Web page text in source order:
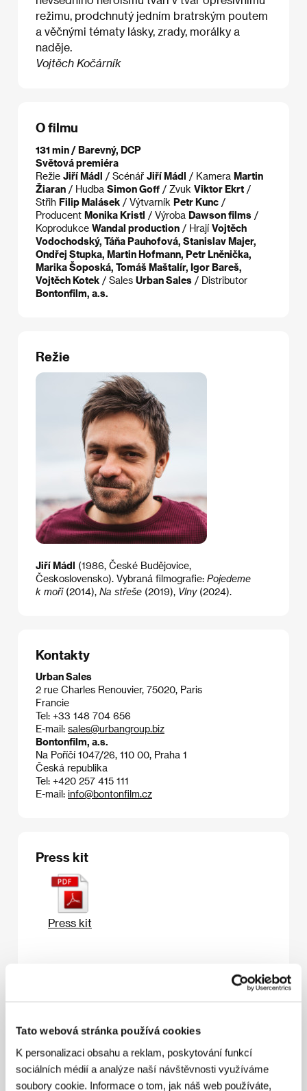
Tato webová stránka používá cookies
K personalizaci obsahu a reklam, poskytování funkcí
sociálních médií a analýze naší návštěvnosti využíváme
soubory cookie. Informace o tom, jak náš web používáte,
režimu, prodchnutý jedním bratrským poutem
a věčnými tématy lásky, zrady, morálky a
naděje.
Vojtěch Kočárník
O filmu
131 min / Barevný, DCP
Světová premiéra
Režie Jiří Mádl / Scénář Jiří Mádl / Kamera Martin
Žiaran / Hudba Simon Goff / Zvuk Viktor Ekrt /
Střih Filip Malásek / Výtvarník Petr Kunc /
Producent Monika Kristl / Výroba Dawson films /
Koprodukce Wandal production / Hrají Vojtěch
Vodochodský, Táňa Pauhofová, Stanislav Majer,
Ondřej Stupka, Martin Hofmann, Petr Lněnička,
Marika Šoposká, Tomáš Maštalír, Igor Bareš,
Vojtěch Kotek / Sales Urban Sales / Distributor
Bontonfilm, a.s.
Režie
Jiří Mádl (1986, České Budějovice,
Československo). Vybraná filmografie: Pojedeme
k moři(2014), Na střeše (2019), Vlny(2024).
Kontakty
Urban Sales
2 rue Charles Renouvier, 75020, Paris
Francie
Tel: +33 148 704 656
E-mail: sales@urbangroup.biz
Bontonfilm, a.s.
Na Poříčí 1047/26, 110 00, Praha 1
Česká republika
Tel: +420 257 415 111
E-mail: info@bontonfilm.cz
Press kit
Press kit